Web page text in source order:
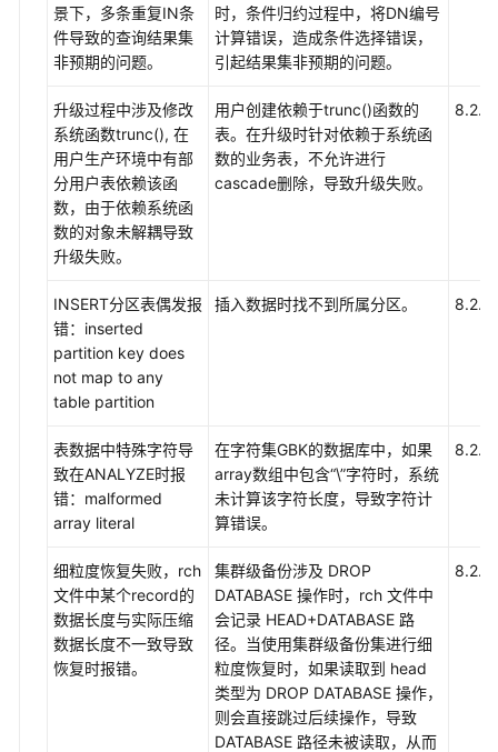
实
践
据
迁
移
与
同
步
发
指
南
SQL
法
参
考
具
指
南
API
景下，多条重复IN条
件导致的查询结果集
非预期的问题。
时，条件归约过程中，将DN编号
计算错误，造成条件选择错误，
引起结果集非预期的问题。
升级过程中涉及修改
系统函数trunc(), 在
用户生产环境中有部
分用户表依赖该函
数，由于依赖系统函
数的对象未解耦导致
升级失败。
用户创建依赖于trunc()函数的
表。在升级时针对依赖于系统函
数的业务表，不允许进行
cascade删除，导致升级失败。
INSERT分区表偶发报
错：inserted
partition key does
not map to any
table partition
插入数据时找不到所属分区。
表数据中特殊字符导
致在ANALYZE时报
错：malformed
array literal
在字符集GBK的数据库中，如果
array数组中包含“\”字符时，系统
未计算该字符长度，导致字符计
算错误。
细粒度恢复失败，rch
文件中某个record的
数据长度与实际压缩
数据长度不一致导致
恢复时报错。
集群级备份涉及 DROP
DATABASE 操作时，rch 文件中
会记录 HEAD+DATABASE 路
径。当使用集群级备份集进行细
粒度恢复时，如果读取到 head
类型为 DROP DATABASE 操作，
则会直接跳过后续操作，导致
DATABASE 路径未被读取，从而